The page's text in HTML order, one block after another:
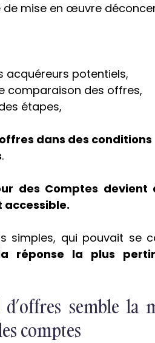
de mise en œuvre
acquéreurs potentiels,
comparaison des offres,
étapes,
dans des conditions
.
des Comptes devient
simples, qui pouvait se
réponse la plus
semble la
comptes